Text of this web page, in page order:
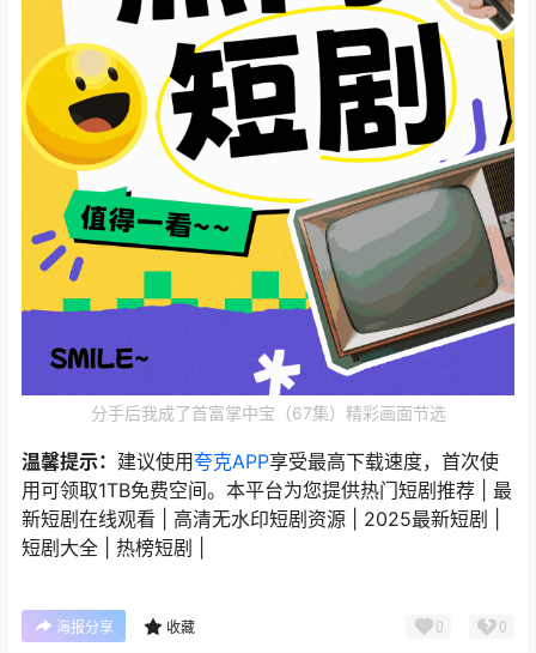
分手后我成了首富掌中宝（67集）精彩画面节选
温馨提示： 建议使用夸克APP享受最高下载速度，首次使
用可领取1TB免费空间。本平台为您提供热门短剧推荐 | 最
新短剧在线观看 | 高清无水印短剧资源 | 2025最新短剧 |
短剧大全 | 热榜短剧 |
海报分享 收藏 0 0